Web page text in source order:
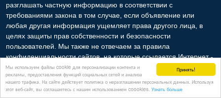
Принять!
Мы используем файлы cookie для персонализации контента и
рекламы, предоставления функций социальных сетей и анализа
нашего трафика. На сайте действует политика о неразглашении персональных данных. Используя
этот веб-сайт, вы соглашаетесь с нашим использованием coookies. Узнать больше
разглашать частную информацию в соответствии с
требованиями закона в том случае, если объявление или
любая другая информация ущемляет права другого лица, в
целях защиты прав собственности и безопасности
пользователей. Мы также не отвечаем за правила
конфиденциальности сайтов, на которые ссылается Интернет -
рынок. На некоторых страницах нашего сайта представлена
реклама Google Adsense Advertising Network. Чтобы узнать
подробней о правилах конфиденциальности Googleнажмите